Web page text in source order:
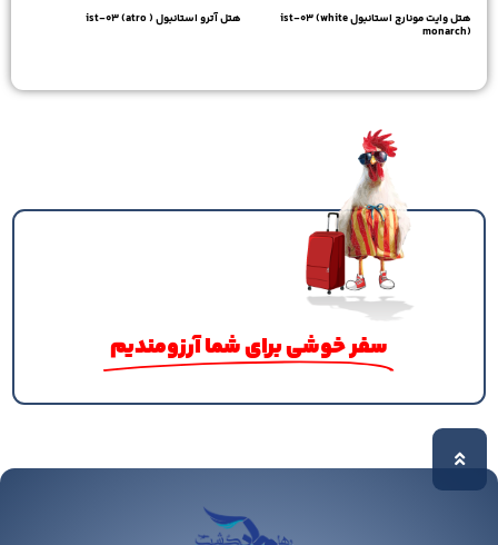
هتل وایت مونارچ استانبول ist-03 (white
monarch)
هتل آترو استانبول ist-03 (atro )
سفر خوشی برای شما آرزومندیم